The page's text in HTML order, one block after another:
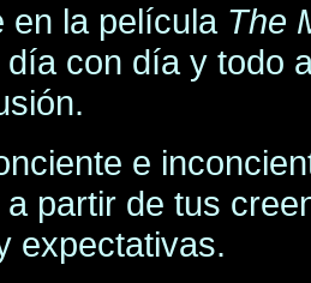
en la película The
con día y todo
e
partir de tus
expectativas.